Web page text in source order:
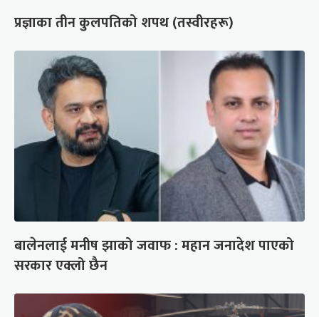
प्रज्ञाका तीन कुलपतिको शपथ (तस्वीरहरू)
बालेनलाई मनीष झाको जवाफ : महान जनादेश पाएको
सरकार एक्लो छैन